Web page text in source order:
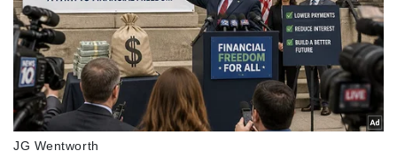
Doanh nghiệp
Thông tin doanh nghiệp
Doanh nghiệp 24h
Doanh nhân
Vì cộng đồng
Công nghệ
Sành điệu
Tin Công nghệ
Trải nghiệm